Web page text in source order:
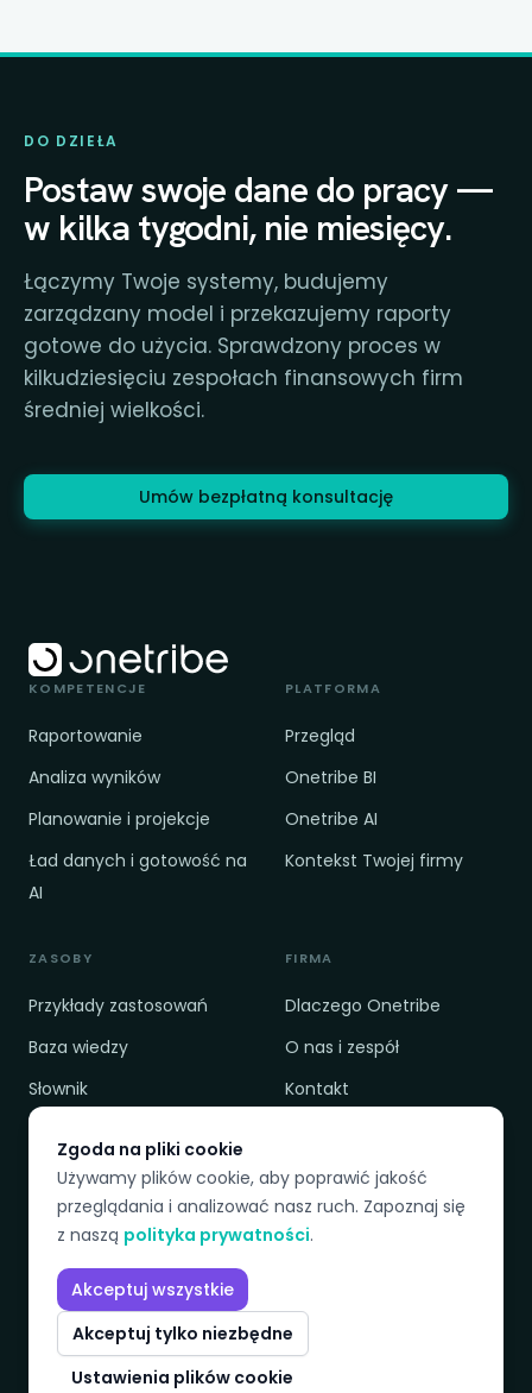
DO DZIEŁA
Postaw swoje dane do pracy —
w kilka tygodni, nie miesięcy.
Łączymy Twoje systemy, budujemy
zarządzany model i przekazujemy raporty
gotowe do użycia. Sprawdzony proces w
kilkudziesięciu zespołach finansowych firm
średniej wielkości.
Umów bezpłatną konsultację
KOMPETENCJE
Raportowanie
Analiza wyników
Planowanie i projekcje
Ład danych i gotowość na
AI
PLATFORMA
Przegląd
Onetribe BI
Onetribe AI
Kontekst Twojej firmy
ZASOBY
Przykłady zastosowań
Baza wiedzy
Słownik
Porównanie
FIRMA
Dlaczego Onetribe
O nas i zespół
Kontakt
Regulamin
DOSTĘPNE JĘZYKI
ENPLSKCZ
© 2026 Onetribeadvisory. Wszelkie prawa zastrzeżone.
Zgoda na pliki cookie
Używamy plików cookie, aby poprawić jakość
przeglądania i analizować nasz ruch. Zapoznaj się
z naszą polityka prywatności.
Akceptuj wszystkie
Akceptuj tylko niezbędne
Ustawienia plików cookie